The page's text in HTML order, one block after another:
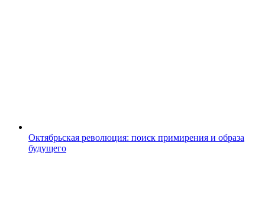
Октябрьская революция: поиск примирения и образа
будущего